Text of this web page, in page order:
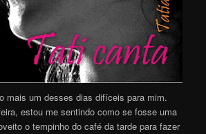
mais um desses dias difíceis para mim.
estou me sentindo como se fosse uma
o tempinho do café da tarde para fazer